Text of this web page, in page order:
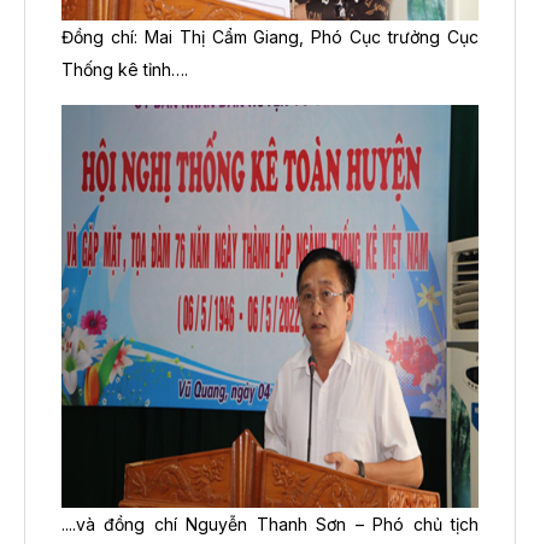
Đồng chí: Mai Thị Cẩm Giang, Phó Cục trưởng Cục
Thống kê tỉnh….
....và đồng chí Nguyễn Thanh Sơn – Phó chủ tịch